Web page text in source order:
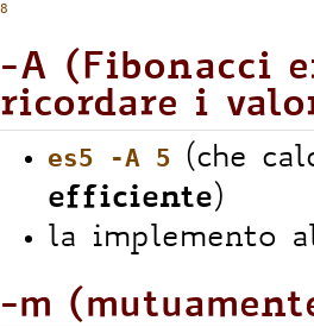
-A (Fibonacci
ricordare i
es5 -A 5 (che
efficiente)
la implemento
-m